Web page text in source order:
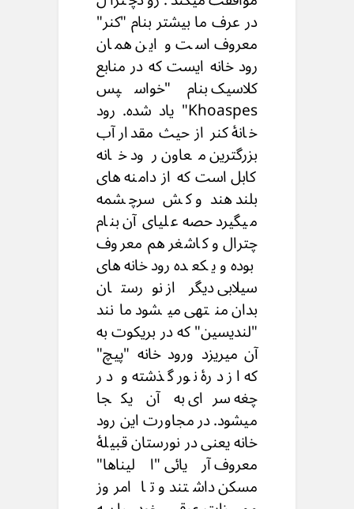
در عرف ما بیشتر بنام "کنر"
معروف است و این همان
رود خانه ایست که در منابع
کلاسیک بنام "خواسپس
Khoaspes" یاد شده. رود
خانۀ کنر از حیث مقدار آب
بزرگترین معاون رود خانه
کابل است که از دامنه های
بلند هند و کش سرچشمه
میگیرد حصه علیای آن بنام
چترال و کاشغر هم معروف
بوده و یکعده رودخانه های
سیلابی دیگر از نورستان
بدان منتهی میشود مانند
"لندیسین" که در بریکوت به
آن میریزد ورود خانه "پیچ"
که از درۀ نور گذشته و در
چغه سرای به آن یکجا
میشود. در مجاورت این رود
خانه یعنی در نورستان قبیلۀ
معروف آریائی "الیناها"
مسکن داشتند و تا امروز